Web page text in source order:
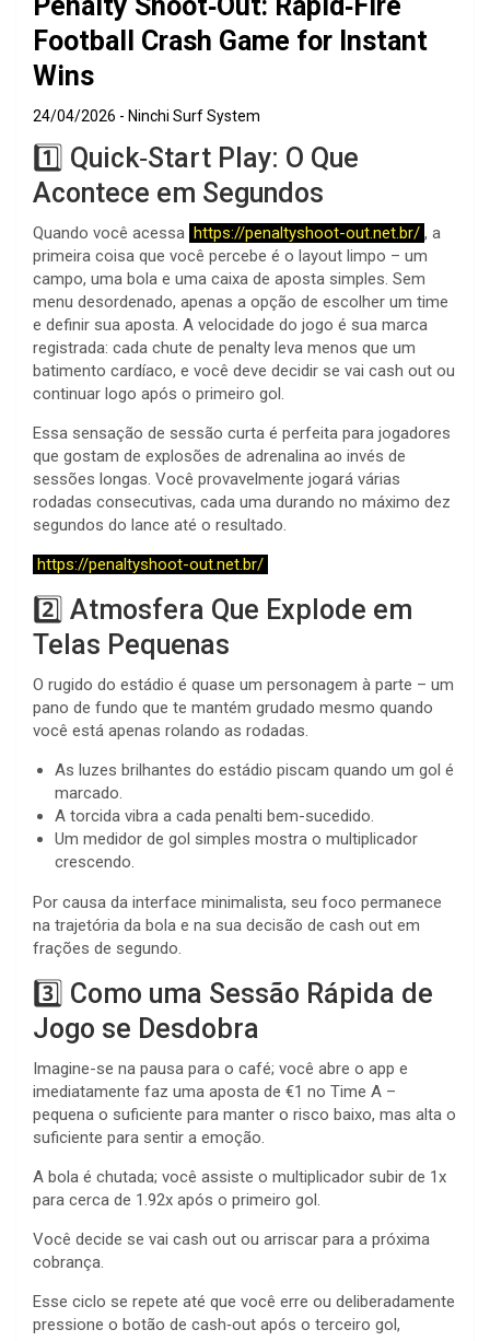
Football Crash Game for Instant
Wins
24/04/2026 Ninchi Surf System
1️⃣ Quick‑Start Play: O Que
Acontece em Segundos
Quando você acessa https://penaltyshoot-out.net.br/ , a
primeira coisa que você percebe é o layout limpo – um
campo, uma bola e uma caixa de aposta simples. Sem
menu desordenado, apenas a opção de escolher um time
e definir sua aposta. A velocidade do jogo é sua marca
registrada: cada chute de penalty leva menos que um
batimento cardíaco, e você deve decidir se vai cash out ou
continuar logo após o primeiro gol.
Essa sensação de sessão curta é perfeita para jogadores
que gostam de explosões de adrenalina ao invés de
sessões longas. Você provavelmente jogará várias
rodadas consecutivas, cada uma durando no máximo dez
segundos do lance até o resultado.
https://penaltyshoot-out.net.br/
2️⃣ Atmosfera Que Explode em
Telas Pequenas
O rugido do estádio é quase um personagem à parte – um
pano de fundo que te mantém grudado mesmo quando
você está apenas rolando as rodadas.
As luzes brilhantes do estádio piscam quando um gol é
marcado.
A torcida vibra a cada penalti bem-sucedido.
Um medidor de gol simples mostra o multiplicador
crescendo.
Por causa da interface minimalista, seu foco permanece
na trajetória da bola e na sua decisão de cash out em
frações de segundo.
3️⃣ Como uma Sessão Rápida de
Jogo se Desdobra
Imagine-se na pausa para o café; você abre o app e
imediatamente faz uma aposta de €1 no Time A –
pequena o suficiente para manter o risco baixo, mas alta o
suficiente para sentir a emoção.
A bola é chutada; você assiste o multiplicador subir de 1x
para cerca de 1.92x após o primeiro gol.
Você decide se vai cash out ou arriscar para a próxima
cobrança.
Esse ciclo se repete até que você erre ou deliberadamente
pressione o botão de cash‑out após o terceiro gol,